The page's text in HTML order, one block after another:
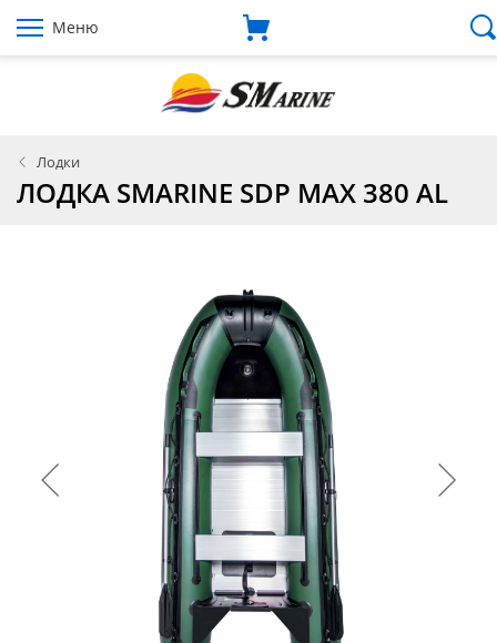
Меню
Лодки
ЛОДКА SMARINE SDP MAX 380 AL